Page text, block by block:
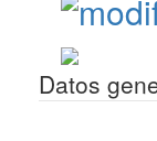
Datos